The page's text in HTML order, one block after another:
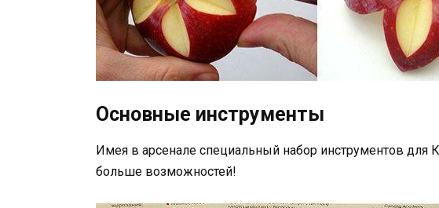
Основные инструменты
Имея в арсенале специальный набор инструментов для
больше возможностей!